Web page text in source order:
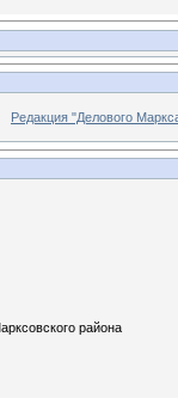
Редакция "Делового
района